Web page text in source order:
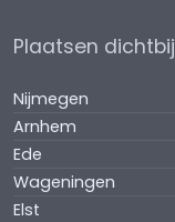
Plaatsen dichtbij
Nijmegen
Arnhem
Ede
Wageningen
Elst